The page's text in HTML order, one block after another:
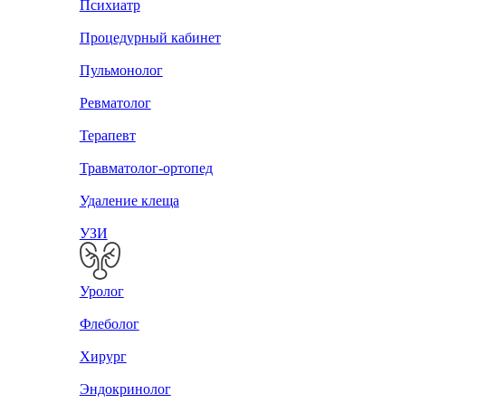
Психиатр
Процедурный кабинет
Пульмонолог
Ревматолог
Терапевт
Травматолог-ортопед
Удаление клеща
УЗИ
Уролог
Флеболог
Хирург
Эндокринолог